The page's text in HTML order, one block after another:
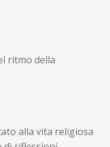
ritmo della
alla vita religiosa